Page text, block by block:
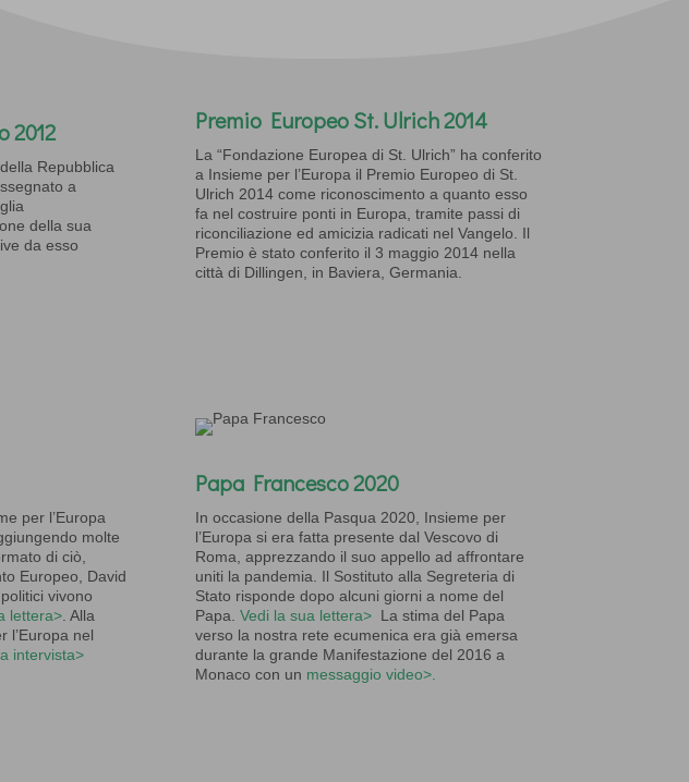
2012
Repubblica
a
della sua
da esso
Premio Europeo St. Ulrich 2014
La “Fondazione Europea di St. Ulrich” ha conferito
a Insieme per l’Europa il Premio Europeo di St.
Ulrich 2014 come riconoscimento a quanto esso
fa nel costruire ponti in Europa, tramite passi di
riconciliazione ed amicizia radicati nel Vangelo. Il
Premio è stato conferito il 3 maggio 2014 nella
città di Dillingen, in Baviera, Germania.
per l’Europa
molte
di ciò,
Europeo, David
vivono
lettera>. Alla
l’Europa nel
intervista>
Papa Francesco 2020
In occasione della Pasqua 2020, Insieme per
l’Europa si era fatta presente dal Vescovo di
Roma, apprezzando il suo appello ad affrontare
uniti la pandemia. Il Sostituto alla Segreteria di
Stato risponde dopo alcuni giorni a nome del
Papa. Vedi la sua lettera>La stima del Papa
verso la nostra rete ecumenica era già emersa
durante la grande Manifestazione del 2016 a
Monaco con un messaggio video>.